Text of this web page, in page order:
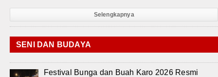
Selengkapnya
SENI DAN BUDAYA
Festival Bunga dan Buah Karo 2026 Resmi